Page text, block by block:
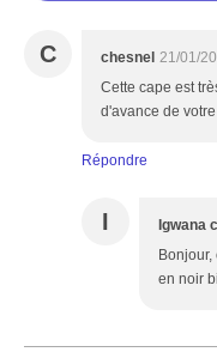
C chesnel 21/01/
Cette cape est
d'avance de
Répondre
I Igwana
en noir